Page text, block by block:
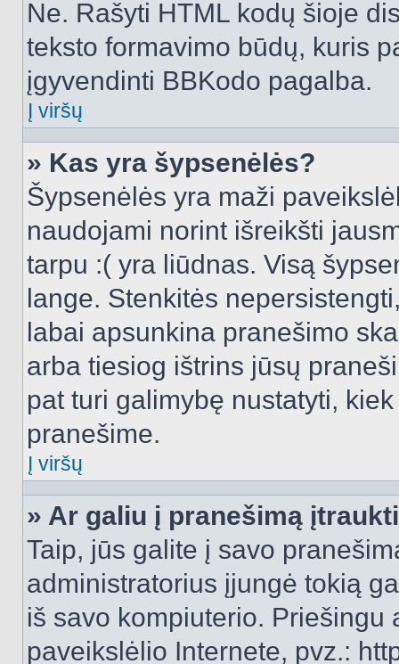
Ne. Rašyti HTML kodų šioje
teksto formavimo būdų, kuris
įgyvendinti BBKodo pagalba.
Į viršų
» Kas yra šypsenėlės?
Šypsenėlės yra maži
naudojami norint išreikšti
tarpu :( yra liūdnas. Visą
lange. Stenkitės
labai apsunkina pranešimo
arba tiesiog ištrins jūsų
pat turi galimybę nustatyti,
pranešime.
Į viršų
» Ar galiu į pranešimą
Taip, jūs galite į savo
administratorius įjungė tokią
iš savo kompiuterio.
paveikslėlio Internete, pvz.: